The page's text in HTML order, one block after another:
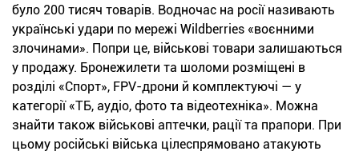
було 200 тисяч товарів. Водночас на росії називають
українські удари по мережі Wildberries «воєнними
злочинами». Попри це, військові товари залишаються
у продажу. Бронежилети та шоломи розміщені в
розділі «Спорт», FPV-дрони й комплектуючі — у
категорії «ТБ, аудіо, фото та відеотехніка». Можна
знайти також військові аптечки, рації та прапори. При
цьому російські війська цілеспрямовано атакують